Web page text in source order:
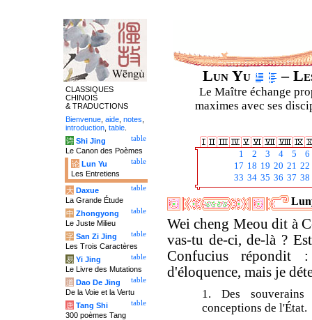
Lun Yu –
Le Maître échange
maximes avec ses
1 2 3 4 5
6
17 18 19 20 21 22
33 34 35 36 37 38
Wei cheng Meou dit à
vas-tu de-ci, de-là ?
Confucius répondit
d'éloquence, mais je
1. Des
conceptions de l'État.
CLASSIQUES
CHINOIS
& TRADUCTIONS
Bienvenue aide notes
introduction table
table
诗 Shi Jing
Le Canon des Poèmes
table
论 Lun Yu
Les Entretiens
table
大 Daxue
La Grande Étude
table
中 Zhongyong
Le Juste Milieu
table
字 San Zi Jing
Les Trois Caractères
table
易 Yi Jing
Le Livre des Mutations
table
道 Dao De Jing
De la Voie et la Vertu
table
唐 Tang Shi
300 poèmes Tang